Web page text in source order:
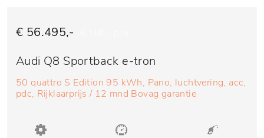
€ 56.495,-
Audi Q8 Sportback e-tron
50 quattro S Edition 95 kWh, Pano, luchtvering, acc,
pdc, Rijklaarprijs / 12 mnd Bovag garantie